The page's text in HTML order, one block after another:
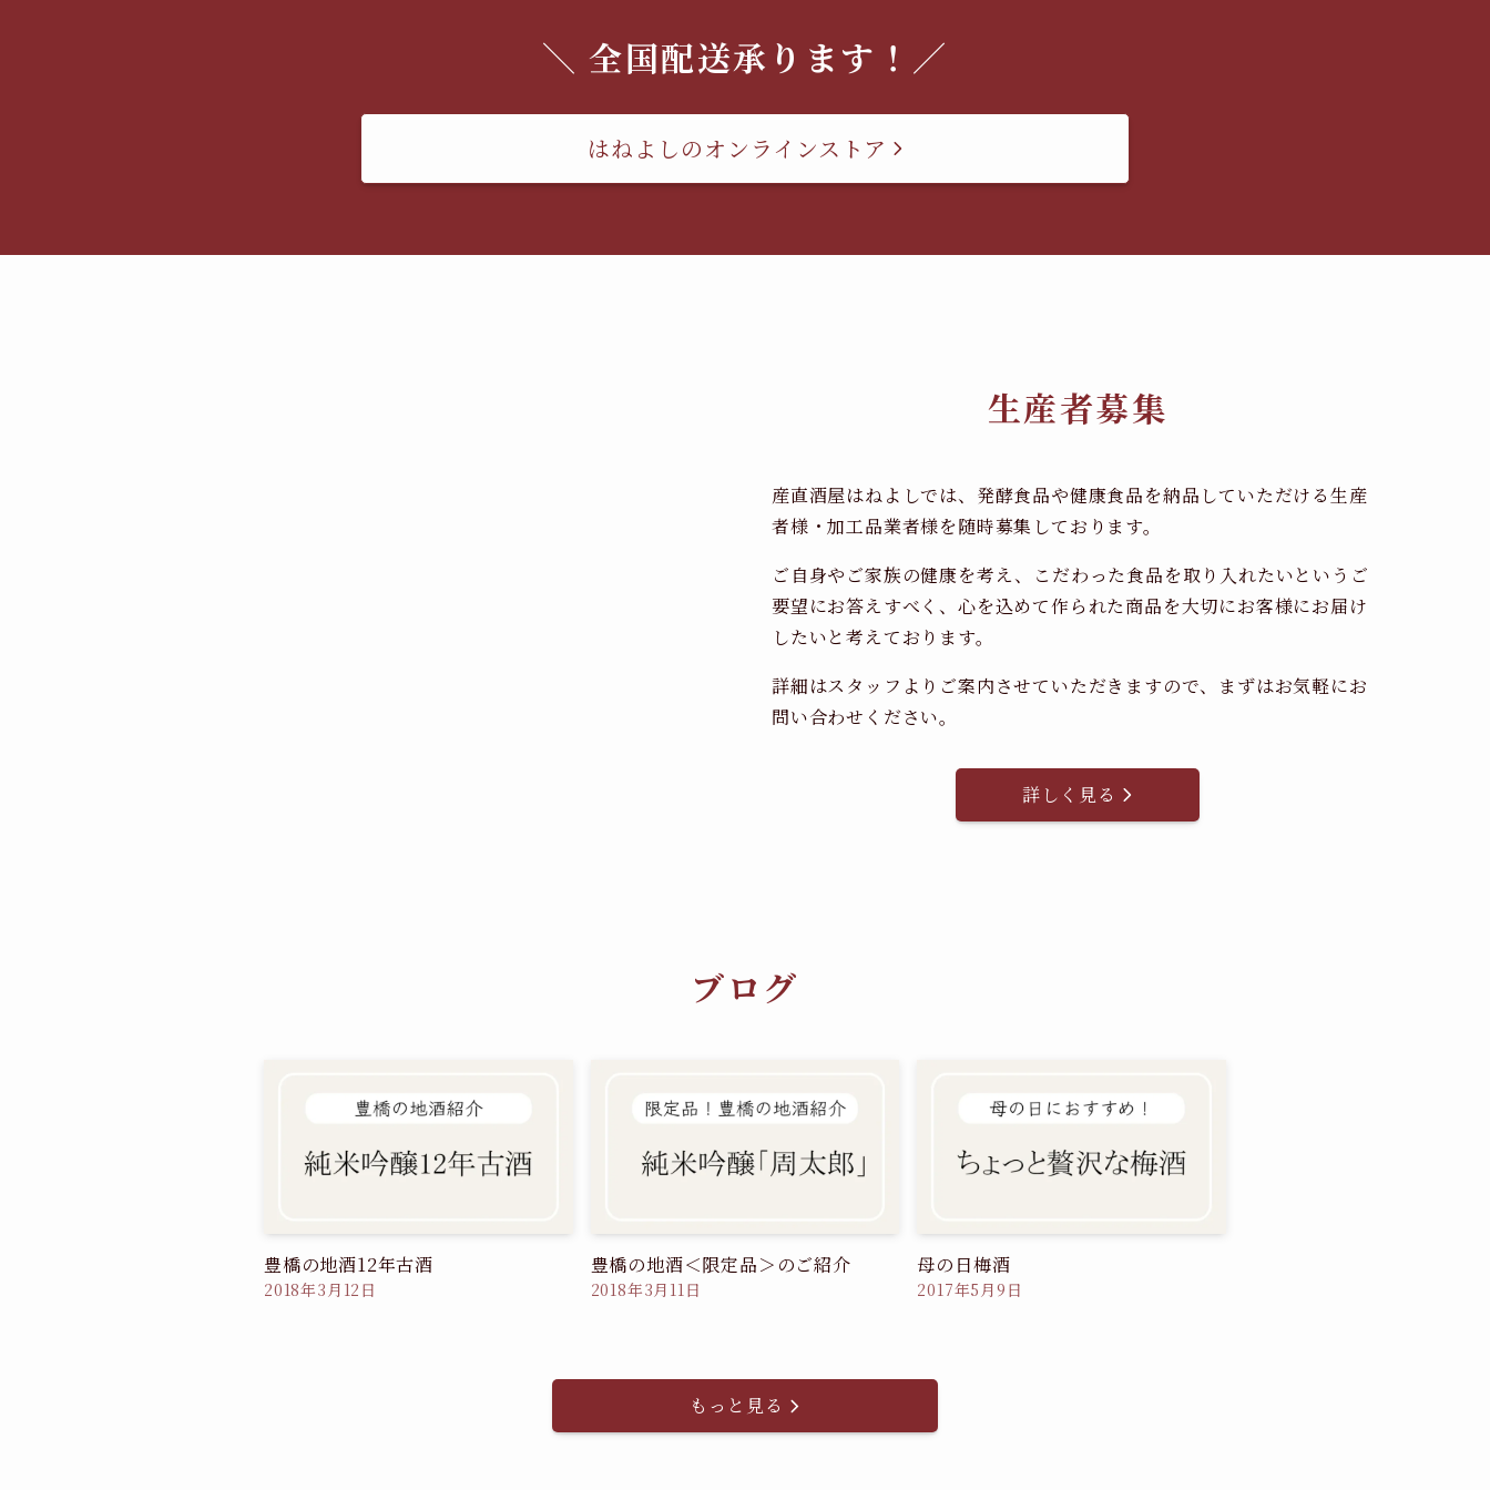
＼ 全国配送承ります！／
はねよしのオンラインストア
生産者募集
産直酒屋はねよしでは、発酵食品や健康食品を納品していただける生産
者様・加工品業者様を随時募集しております。
ご自身やご家族の健康を考え、こだわった食品を取り入れたいというご
要望にお答えすべく、心を込めて作られた商品を大切にお客様にお届け
したいと考えております。
詳細はスタッフよりご案内させていただきますので、まずはお気軽にお
問い合わせください。
詳しく見る
ブログ
豊橋の地酒12年古酒
2018年3月12日
豊橋の地酒＜限定品＞のご紹介
2018年3月11日
母の日梅酒
2017年5月9日
もっと見る